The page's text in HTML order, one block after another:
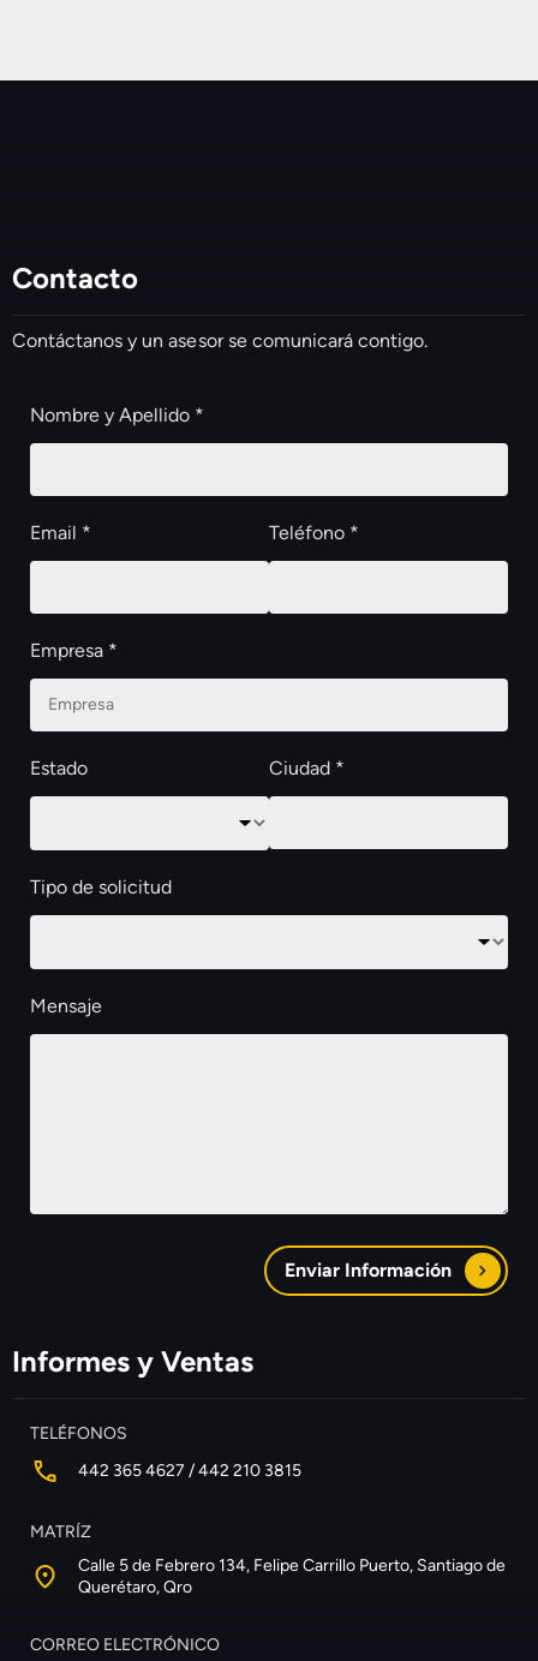
Contacto
Contáctanos y un asesor se comunicará contigo.
Nombre y Apellido *
Email * Teléfono *
Empresa *
Estado Ciudad *
Tipo de solicitud
Mensaje
Enviar Información
Informes y Ventas
TELÉFONOS
442 365 4627 / 442 210 3815
MATRÍZ
Calle 5 de Febrero 134, Felipe Carrillo Puerto, Santiago de
Querétaro, Qro
CORREO ELECTRÓNICO